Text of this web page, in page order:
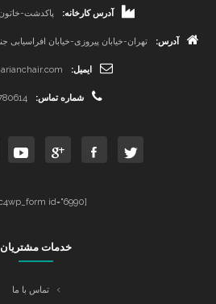
آدرس کارخانه: پاکدشت-
آدرس: تهران-خیابان پیروزی-خیابان
ایمیل:
شماره تماس:
[mc4wp_form id="6990"]
خدمات مشتریان
تماس با ما